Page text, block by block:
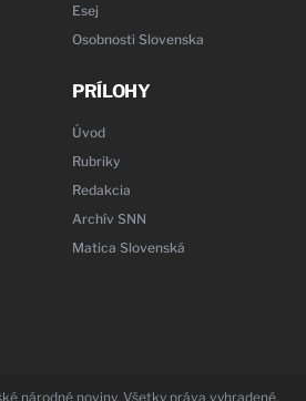
Esej
Osobnosti Slovenska
PRÍLOHY
Úvod
Rubriky
Redakcia
Archív SNN
Matica Slovenská
národné noviny. Všetky práva vyhradené.